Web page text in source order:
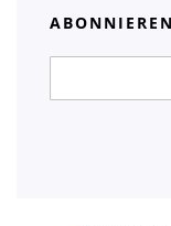
Newsletter: